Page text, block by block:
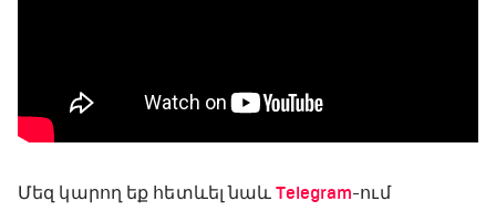
Մեզ կարող եք հետևել նաև Telegram-ում